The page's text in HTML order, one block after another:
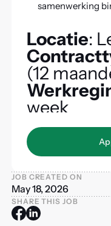
samenwerking
Locatie:
(12
week
Apply to this job
JOB CREATED ON
May 18, 2026
SHARE THIS JOB